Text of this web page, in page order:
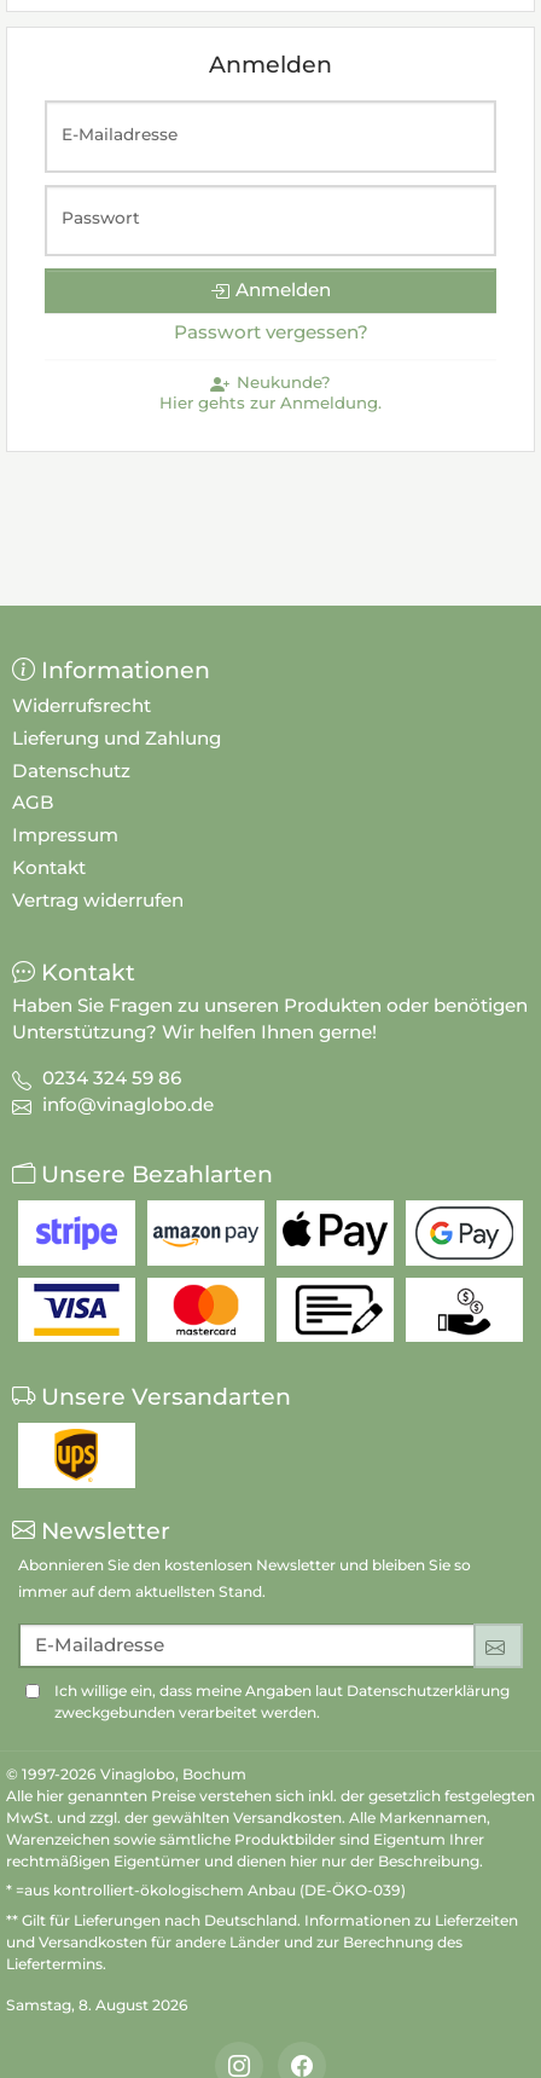
Anmelden
E-Mailadresse
Passwort
Anmelden
Passwort vergessen?
Neukunde?
Hier gehts zur Anmeldung.
Informationen
Widerrufsrecht
Lieferung und Zahlung
Datenschutz
AGB
Impressum
Kontakt
Vertrag widerrufen
Kontakt
Haben Sie Fragen zu unseren Produkten oder benötigen
Unterstützung? Wir helfen Ihnen gerne!
0234 324 59 86
info@vinaglobo.de
Unsere Bezahlarten
Unsere Versandarten
Newsletter
Abonnieren Sie den kostenlosen Newsletter und bleiben Sie so
immer auf dem aktuellsten Stand.
E-Mailadresse
Ich willige ein, dass meine Angaben laut Datenschutzerklärung
zweckgebunden verarbeitet werden.
© 1997-2026 Vinaglobo, Bochum
Alle hier genannten Preise verstehen sich inkl. der gesetzlich festgelegten
MwSt. und zzgl. der gewählten Versandkosten. Alle Markennamen,
Warenzeichen sowie sämtliche Produktbilder sind Eigentum Ihrer
rechtmäßigen Eigentümer und dienen hier nur der Beschreibung.
* =aus kontrolliert-ökologischem Anbau (DE-ÖKO-039)
** Gilt für Lieferungen nach Deutschland. Informationen zu Lieferzeiten
und Versandkosten für andere Länder und zur Berechnung des
Liefertermins.
Samstag, 8. August 2026